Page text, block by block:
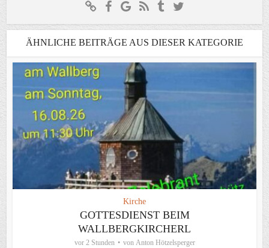
ÄHNLICHE BEITRÄGE AUS DIESER KATEGORIE
Kirche
GOTTESDIENST BEIM
WALLBERGKIRCHERL
vor 2 Stunden von Anton Hötzelsperger